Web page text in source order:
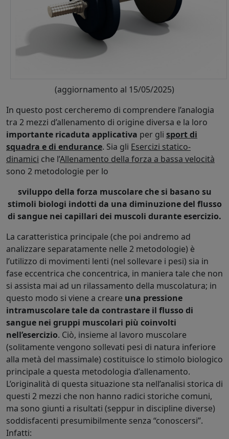
(aggiornamento al 15/05/2025)
In questo post cercheremo di comprendere l’analogia
tra 2 mezzi d’allenamento di origine diversa e la loro
importante ricaduta applicativa per gli sport di
squadra e di endurance. Sia gli Esercizi statico-
dinamici che l’Allenamento della forza a bassa velocità
sono 2 metodologie per lo
sviluppo della forza muscolare che si basano su
stimoli biologi indotti da una diminuzione del flusso
di sangue nei capillari dei muscoli durante esercizio.
La caratteristica principale (che poi andremo ad
analizzare separatamente nelle 2 metodologie) è
l’utilizzo di movimenti lenti (nel sollevare i pesi) sia in
fase eccentrica che concentrica, in maniera tale che non
si assista mai ad un rilassamento della muscolatura; in
questo modo si viene a creare una pressione
intramuscolare tale da contrastare il flusso di
sangue nei gruppi muscolari più coinvolti
nell’esercizio. Ciò, insieme al lavoro muscolare
(solitamente vengono sollevati pesi di natura inferiore
alla metà del massimale) costituisce lo stimolo biologico
principale a questa metodologia d’allenamento.
L’originalità di questa situazione sta nell’analisi storica di
questi 2 mezzi che non hanno radici storiche comuni,
ma sono giunti a risultati (seppur in discipline diverse)
soddisfacenti presumibilmente senza “conoscersi”.
Infatti: